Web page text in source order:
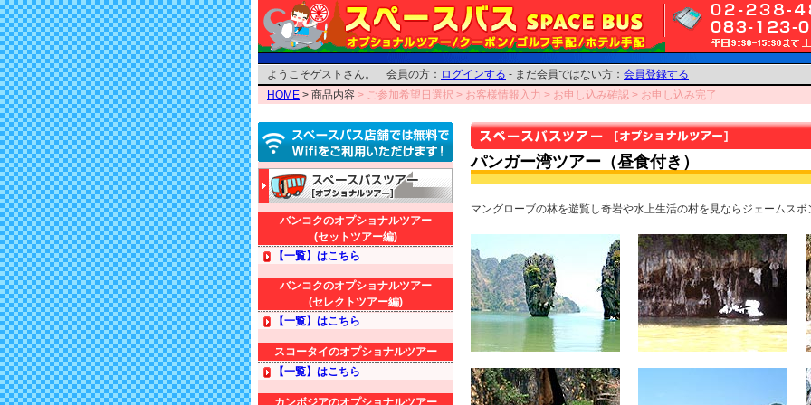
ようこそゲストさん。 会員の方： ログインする - まだ会員ではない方： 会員登録する
HOME > 商品内容 > ご参加希望日選択 > お客様情報入力 > お申し込み確認 > お申し込み完了
バンコクのオプショナルツアー
(セットツアー編)
【一覧】はこちら
バンコクのオプショナルツアー
(セレクトツアー編)
【一覧】はこちら
スコータイのオプショナルツアー
【一覧】はこちら
カンボジアのオプショナルツアー
パンガー湾ツアー（昼食付き）
マングローブの林を遊覧し奇岩や水上生活の村を見ならジェームスボ